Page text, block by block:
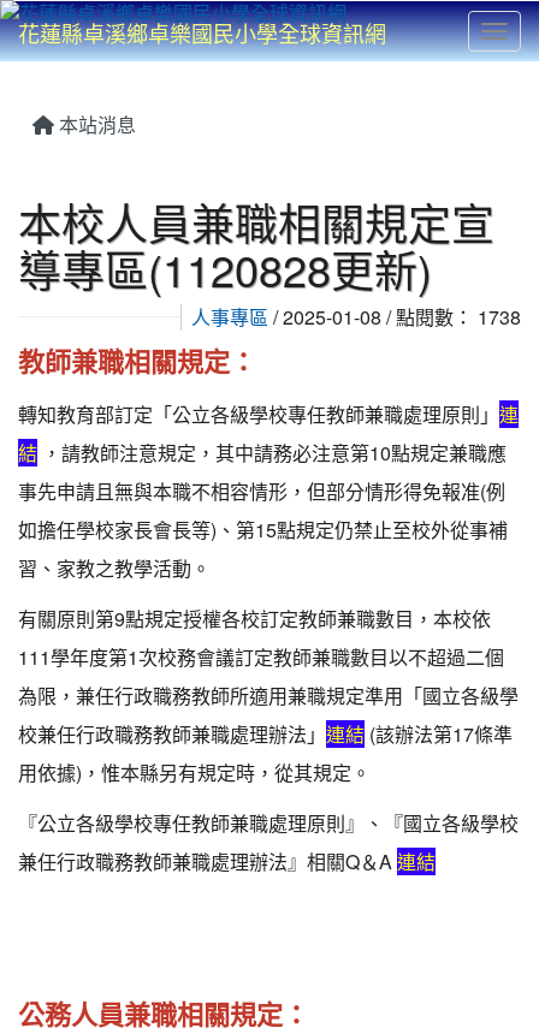
⏸
花蓮縣卓溪鄉卓樂國民小學全球資訊網
本站消息
本校人員兼職相關規定宣
導專區(1120828更新)
人事專區 / 2025-01-08 / 點閱數： 1738
教師兼職相關規定：
轉知教育部訂定「公立各級學校專任教師兼職處理原則」 連
結 ，請教師注意規定，其中請務必注意第10點規定兼職應
事先申請且無與本職不相容情形，但部分情形得免報准(例
如擔任學校家長會長等)、第15點規定仍禁止至校外從事補
習、家教之教學活動。
有關原則第9點規定授權各校訂定教師兼職數目，本校依
111學年度第1次校務會議訂定教師兼職數目以不超過二個
為限，兼任行政職務教師所適用兼職規定準用「國立各級學
校兼任行政職務教師兼職處理辦法」 連結 (該辦法第17條準
用依據)，惟本縣另有規定時，從其規定。
『公立各級學校專任教師兼職處理原則』、『國立各級學校
兼任行政職務教師兼職處理辦法』相關Q＆A連結
公務人員兼職相關規定：